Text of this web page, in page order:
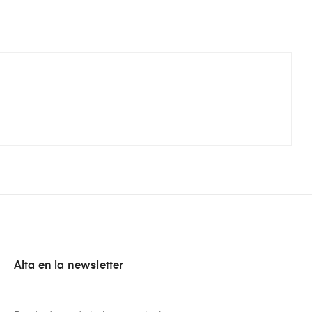
Alta en la newsletter